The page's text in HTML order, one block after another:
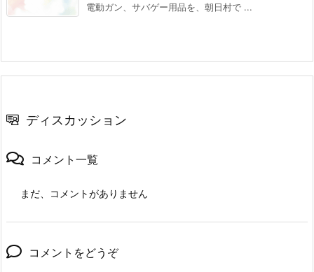
電動ガン、サバゲー用品を、朝日村で ...
ディスカッション
コメント一覧
まだ、コメントがありません
コメントをどうぞ